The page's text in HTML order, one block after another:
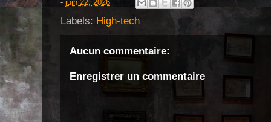
- juin 22, 2026
Labels: High-tech
Aucun commentaire:
Enregistrer un commentaire